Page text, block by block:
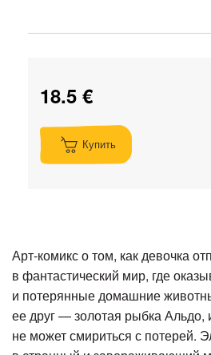
18.5 €
Купить
Арт-комикс о том, как девочка
в фантастический мир, где
и потерянные домашние
ее друг — золотая рыбка Альдо,
не может смириться с потерей.